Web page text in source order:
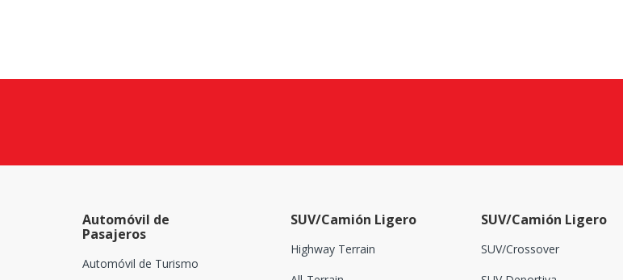
Automóvil de
Pasajeros
Automóvil de Turismo
SUV/Camión Ligero
Highway Terrain
SUV/Camión Ligero
SUV/Crossover